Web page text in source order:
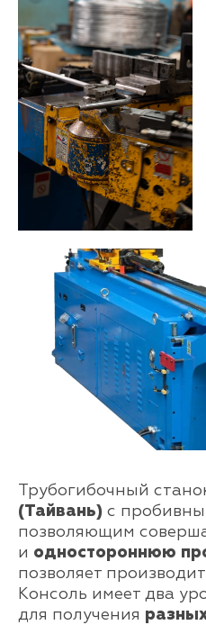
Трубогибочный
(Тайвань) с
позволяющим
и одностороннюю
позволяет
Консоль имеет два
для получения